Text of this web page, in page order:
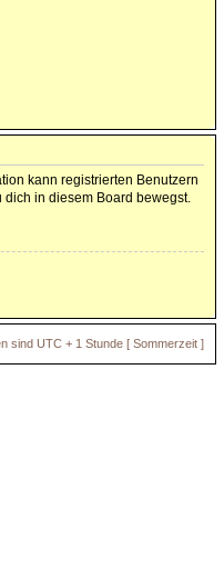
kann registrierten Benutzern
in diesem Board bewegst.
sind UTC + 1 Stunde [ Sommerzeit ]